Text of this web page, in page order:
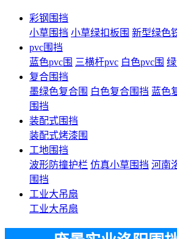
彩钢围挡
小草围挡 小草绿扣板围 新型绿色
pvc围挡
蓝色pvc围 三横杆pvc 白色pvc围
复合围挡
墨绿色复合围 白色复合围挡 蓝色
围挡
装配式围挡
装配式烤漆围
工地围挡
波形防撞护栏 仿真小草围挡 河南
围挡
工业大吊扇
工业大吊扇